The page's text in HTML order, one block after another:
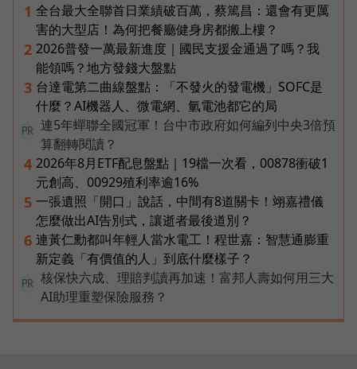
1 全台最大全聯首日業績破百萬，蔡篤昌：還會有更厲
害的大型店！為何把餐廳健身房都搬上樓？
2 2026普發一萬最新進度｜國民支援金通過了嗎？我
能領嗎？地方發錢大盤點
3 台達電第二曲線盤點：「不發火的發電機」SOFC是
什麼？AI機器人、微電網、氫電池都它的局
PR
連5年蟬聯全國冠軍！台中市政府如何編列中央3倍預
算翻轉閱讀？
4 2026年8月ETF配息盤點｜19檔一次看，00878衝破1
元創高、00929殖利率逾16%
5 一張遺照「開口」說話，中間有8道關卡！翊嘉禮儀
怎麼做出AI告別式，讓逝者最後道別？
6 連黃仁勳都叫年輕人當水電工！程世嘉：智慧通膨重
新定義「有價值的人」到底什麼樣子？
PR
核保快六成、理賠判讀再加速！富邦人壽如何用三大
AI助理重塑保險服務？